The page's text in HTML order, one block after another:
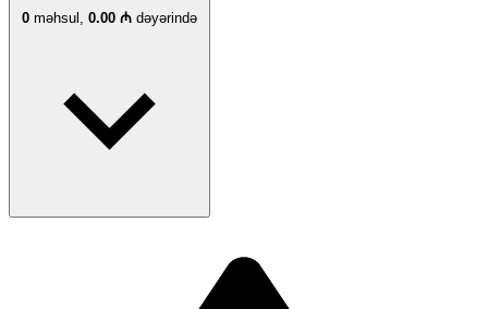
0 məhsul, 0.00 ₼ dəyərində